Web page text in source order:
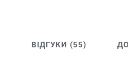
ВІДГУКИ (55)